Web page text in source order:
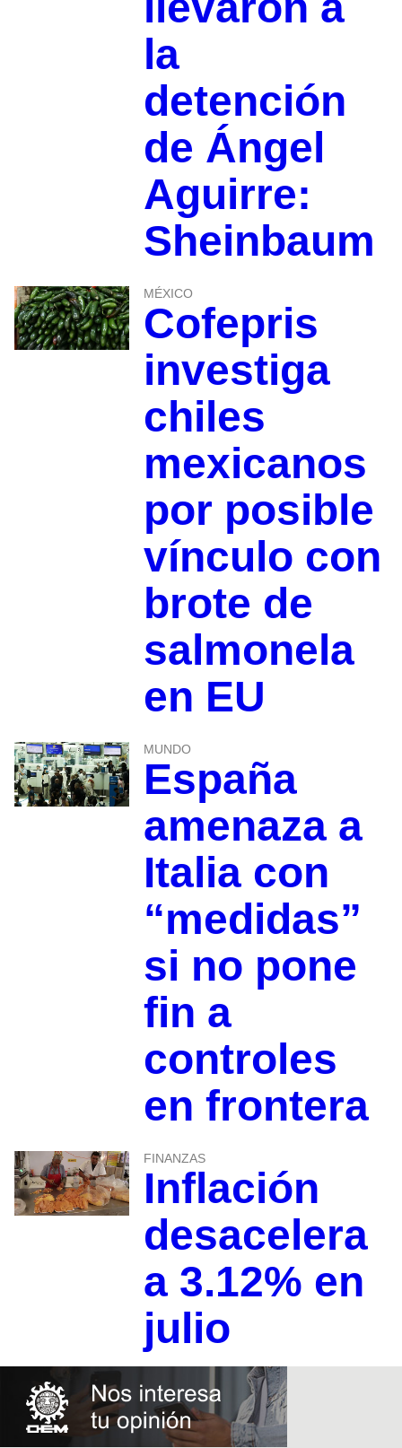
la
detención
de Ángel
Aguirre:
Sheinbaum
MÉXICO
Cofepris
investiga
chiles
mexicanos
por posible
vínculo con
brote de
salmonela
en EU
MUNDO
España
amenaza a
Italia con
“medidas”
si no pone
fin a
controles
en frontera
FINANZAS
Inflación
desacelera
a 3.12% en
julio